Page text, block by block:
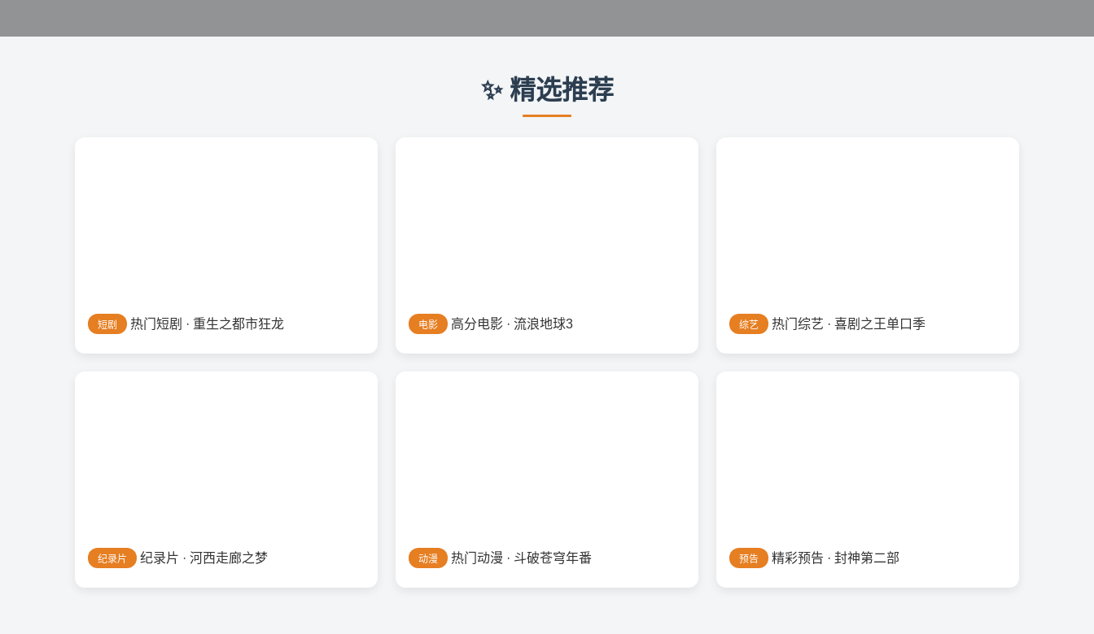
✨ 精选推荐
短剧 热门短剧 · 重生之都市狂龙 电影 高分电影 · 流浪地球3 综艺 热门综艺 · 喜剧之王单口季
纪录片 纪录片 · 河西走廊之梦 动漫 热门动漫 · 斗破苍穹年番 预告 精彩预告 · 封神第二部